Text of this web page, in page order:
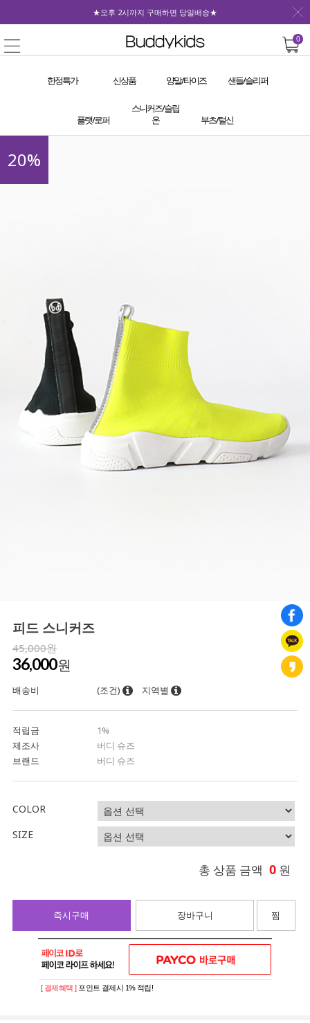
★오후 2시까지 구매하면 당일배송★
0
한정특가 신상품 양말/타이즈 샌들/슬리퍼
플랫/로퍼
스니커즈/슬립
온
부츠/털신
20%
피드 스니커즈
45,000원
36,000원
배송비 (조건) 지역별
적립금
1%
제조사
버디 슈즈
브랜드
버디 슈즈
COLOR
SIZE
총 상품 금액 0 원
즉시구매 장바구니 찜
[ 결제혜택 ] 포인트 결제시 1% 적립!